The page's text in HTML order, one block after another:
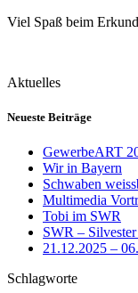
Viel Spaß beim
Aktuelles
Neueste Beiträge
GewerbeART
Wir in Bayern
Schwaben
Multimedia
Tobi im SWR
SWR –
21.12.2025 –
Schlagworte